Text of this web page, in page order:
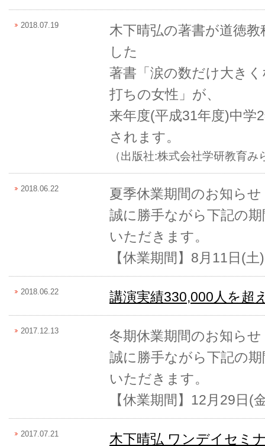
2018.07.19
木下晴弘の著書が道徳
した
著書「涙の数だけ大き
打ちの女性」が、
来年度(平成31年度)中学
されます。
（出版社:株式会社学研教育み
2018.06.22
夏季休業期間のお知らせ
誠に勝手ながら下記の
いただきます。
【休業期間】8月11日(
2018.06.22 講演実績330,000人を超
2017.12.13
冬期休業期間のお知らせ
誠に勝手ながら下記の
いただきます。
【休業期間】12月29日(
2017.07.21 木下晴弘 ワンデイセミ